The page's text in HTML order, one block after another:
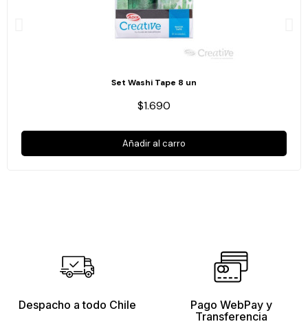
Set Washi Tape 8 un
$1.690
Añadir al carro
Despacho a todo Chile
Pago WebPay y
Transferencia